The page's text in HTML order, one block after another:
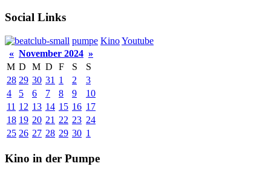
Social Links
pumpe KinoYoutube
« November 2024 »
M D M D F S
S
28 29 30 31 1 2
3
4
5 6 7 8 9
10
11 12 13 14 15 16 17
18 19 20 21 22 23 24
25 26 27 28 29 30 1
Kino in der Pumpe